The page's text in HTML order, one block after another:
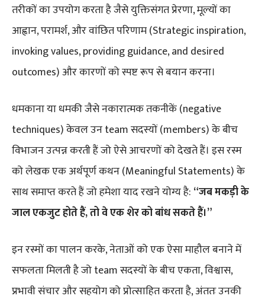
तरीकों का उपयोग करता है जैसे युक्तिसंगत प्रेरणा, मूल्यों का
आह्वान, परामर्श, और वांछित परिणाम (Strategic inspiration,
invoking values, providing guidance, and desired
outcomes) और कारणों को स्पष्ट रूप से बयान करना।
धमकाना या धमकी जैसे नकारात्मक तकनीकें (negative
techniques) केवल उन team सदस्यों (members) के बीच
विभाजन उत्पन्न करती हैं जो ऐसे आचरणों को देखते हैं। इस रस्म
को लेखक एक अर्थपूर्ण कथन (Meaningful Statements) के
साथ समाप्त करते हैं जो हमेशा याद रखने योग्य है: “जब मकड़ी के
जाल एकजुट होते हैं, तो वे एक शेर को बांध सकते हैं।”
इन रस्मों का पालन करके, नेताओं को एक ऐसा माहौल बनाने में
सफलता मिलती है जो team सदस्यों के बीच एकता, विश्वास,
प्रभावी संचार और सहयोग को प्रोत्साहित करता है, अंततः उनकी